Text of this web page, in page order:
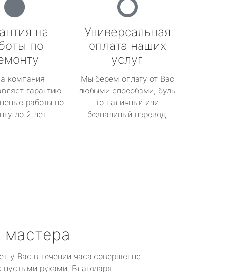
на
по
компания
гарантию
работы по
до 2 лет.
Универсальная
оплата наших
услуг
Мы берем оплату от Вас
любыми способами, будь
то наличный или
безналиный перевод.
мастера
у Вас в течении часа совершенно
пустыми руками. Благодаря